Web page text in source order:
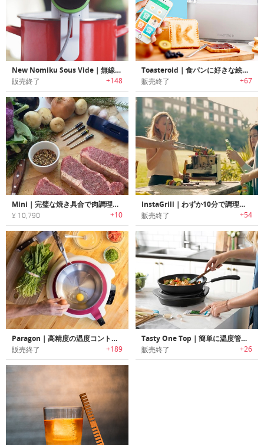
New Nomiku Sous Vide｜無線LAN接続可能な真空調理用イマージョンサーキュレーター
販売終了 +148
Toasteroid｜食パンに好きな絵を描けるスマートトースター「トースターロイド」
販売終了 +67
Mini｜完璧な焼き具合で肉調理が楽しめるワイヤレス温度計「ミニ」
¥ 10,790 +10
InstaGrill｜わずか10分で調理可能なコンパクトBBQグリル「インスタグリル」
販売終了 +54
Paragon｜高精度の温度コントロールで完璧な調理を可能にするスマートクッキングシステム「パラゴン」
販売終了 +189
Tasty One Top｜簡単に温度管理/調理可能なスマートホットプレート「テイスティーワントップ」
販売終了 +26